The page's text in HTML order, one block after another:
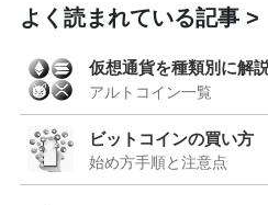
よく読まれている記事
仮想通貨を種類別に解
アルトコイン一覧
ビットコインの買い方
始め方手順と注意点